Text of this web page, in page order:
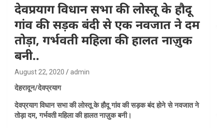
देवप्रयाग विधान सभा की लोस्तू के हौदू
गांव की सड़क बंदी से एक नवजात ने दम
तोड़ा, गर्भवती महिला की हालत नाज़ुक
बनी..
August 22, 2020 admin
देहरादून/देवप्रयाग
देवप्रयाग विधान सभा की लोस्तू के हौदू गांव की सड़क बंद होने से नवजात ने
तोड़ा दम, गर्भवती महिला की हालत नाज़ुक बनी।